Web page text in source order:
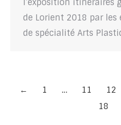
l’exposition itinéraires
de Lorient 2018 par les
de spécialité Arts
← 1 … 11 12
18